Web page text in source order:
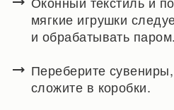
мягкие игрушки
и обрабатывать паром.
Переберите
сложите в коробки.